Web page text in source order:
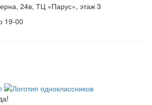
24в, ТЦ «Парус», этаж 3
19-00